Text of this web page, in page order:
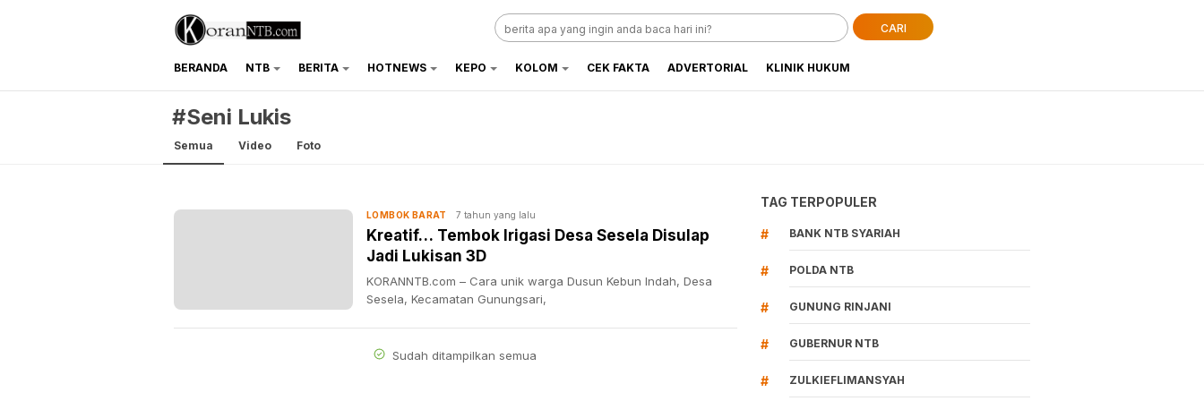
koranntb.com
CARI
BERANDA NTB BERITA HOTNEWS KEPO KOLOM CEK FAKTA ADVERTORIAL KLINIK HUKUM
#Seni Lukis
Semua Video Foto
LOMBOK BARAT 7 tahun yang lalu
Kreatif… Tembok Irigasi Desa Sesela Disulap
Jadi Lukisan 3D
KORANNTB.com – Cara unik warga Dusun Kebun Indah, Desa
Sesela, Kecamatan Gunungsari,
Sudah ditampilkan semua
TAG TERPOPULER
# BANK NTB SYARIAH
# POLDA NTB
# GUNUNG RINJANI
# GUBERNUR NTB
# ZULKIEFLIMANSYAH